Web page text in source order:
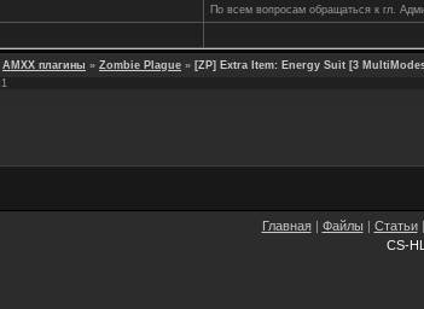
По всем вопросам обращаться к гл.
AMXX плагины » Zombie Plague » [ZP] Extra Item: Energy Suit [3
1
Главная| Файлы | Статьи|
CS-